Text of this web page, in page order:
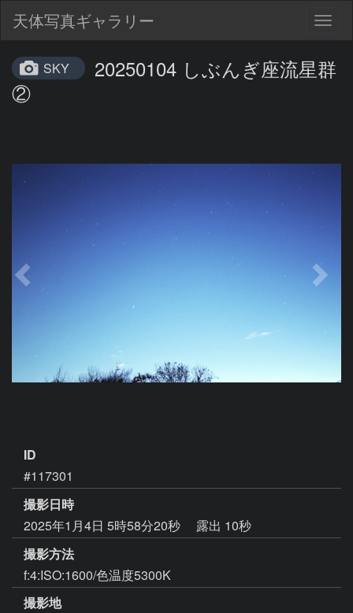
天体写真ギャラリー
SKY
20250104 しぶんぎ座流星群
②
ID
#117301
撮影日時
2025年1月4日 5時58分20秒
露出 10秒
撮影方法
f:4:ISO:1600/色温度5300K
撮影地